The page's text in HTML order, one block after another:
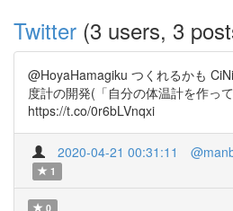
Twitter (3 users, 3
@HoyaHamagiku つくれるかも
度計の開発(「自分の体温計を作っ
https://t.co/0r6bLVnqxi
2020-04-21 00:31:11
1
0